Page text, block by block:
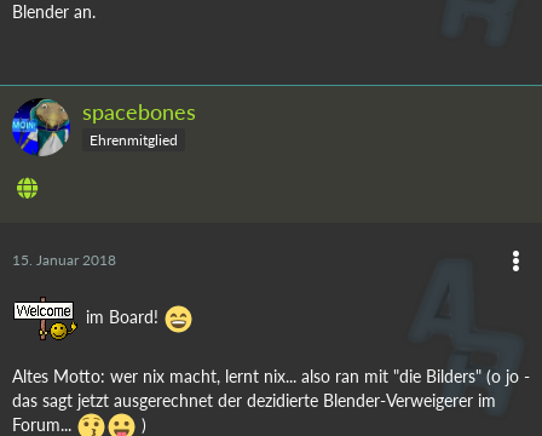
Blender an.
spacebones
Ehrenmitglied
15. Januar 2018
im Board!
Altes Motto: wer nix macht, lernt nix... also ran mit "die Bilders" (o jo -
das sagt jetzt ausgerechnet der dezidierte Blender-Verweigerer im
Forum...
)